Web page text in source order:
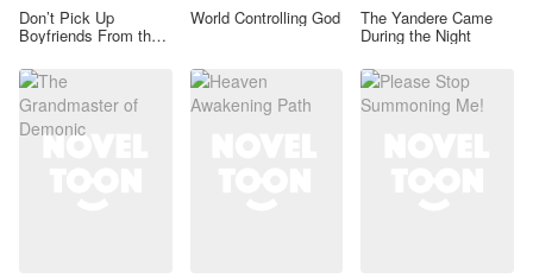
Don’t Pick Up
Boyfriends From the
World Controlling God The Yandere Came
During the Night